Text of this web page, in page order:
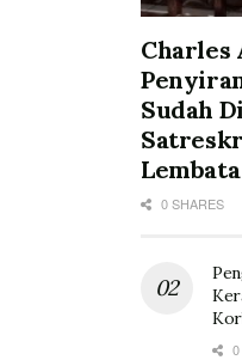
Charles
Sudah
Lembata
0 SHARES